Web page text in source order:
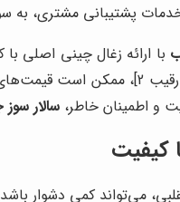
خدمات پشتیبانی مشتری،
با ارائه زغال چینی اصلی
و اطمینان خاطر، سالار
کیفیت
می‌تواند کمی دشوار